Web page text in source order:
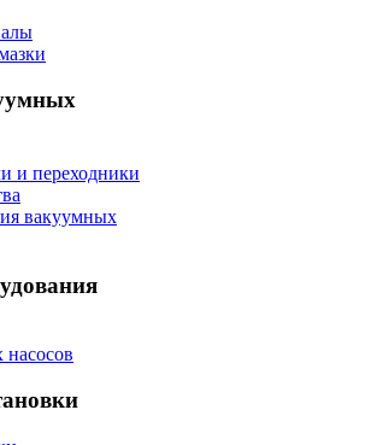
и переходники
вакуумных